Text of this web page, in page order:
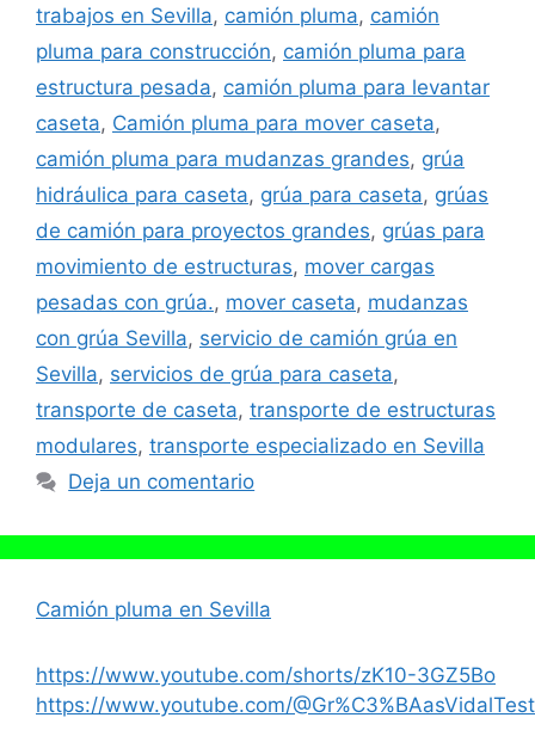
trabajos en Sevilla, camión pluma, camión
pluma para construcción, camión pluma para
estructura pesada, camión pluma para levantar
caseta, Camión pluma para mover caseta,
camión pluma para mudanzas grandes, grúa
hidráulica para caseta, grúa para caseta, grúas
de camión para proyectos grandes, grúas para
movimiento de estructuras, mover cargas
pesadas con grúa., mover caseta, mudanzas
con grúa Sevilla, servicio de camión grúa en
Sevilla, servicios de grúa para caseta,
transporte de caseta, transporte de estructuras
modulares, transporte especializado en Sevilla
Deja un comentario
Camión pluma en Sevilla
https://www.youtube.com/shorts/zK10-3GZ5Bo
https://www.youtube.com/